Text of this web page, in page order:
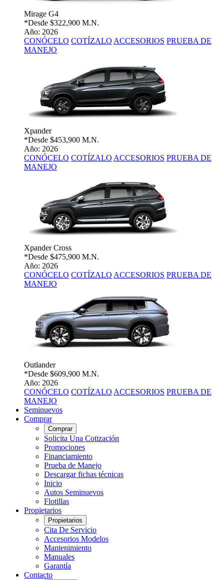
Mirage G4
*Desde $322,900 M.N.
Año: 2026
CONÓCELO COTÍZALO ACCESORIOS PRUEBA DE
MANEJO
Xpander
*Desde $453,900 M.N.
Año: 2026
CONÓCELO COTÍZALO ACCESORIOS PRUEBA DE
MANEJO
Xpander Cross
*Desde $475,900 M.N.
Año: 2026
CONÓCELO COTÍZALO ACCESORIOS PRUEBA DE
MANEJO
Outlander
*Desde $609,900 M.N.
Año: 2026
CONÓCELO COTÍZALO ACCESORIOS PRUEBA DE
MANEJO
Seminuevos
Comprar
Comprar
Solicita Una Cotización
Promociones
Financiamiento
Prueba de Manejo
Descargar fichas técnicas
Inicio
Autos Seminuevos
Flotillas
Propietarios
Propietarios
Cita De Servicio
Accesorios Modelos
Mantenimiento
Manuales
Garantía
Contacto